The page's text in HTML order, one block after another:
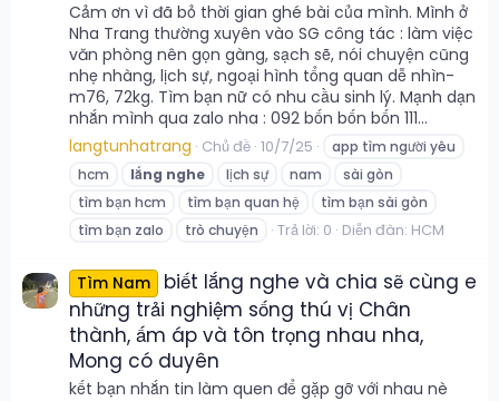
Cảm ơn vì đã bỏ thời gian ghé bài của mình. Mình ở
Nha Trang thường xuyên vào SG công tác : làm việc
văn phòng nên gọn gàng, sạch sẽ, nói chuyện cũng
nhẹ nhàng, lịch sự, ngoại hình tổng quan dễ nhìn-
m76, 72kg. Tìm bạn nữ có nhu cầu sinh lý. Mạnh dạn
nhắn mình qua zalo nha : 092 bốn bốn bốn 111...
langtunhatrang Chủ đề 10/7/25
app tìm người yêu
hcm
lắng nghe lịch sự nam
sài gòn
tìm bạn hcm
tìm bạn quan hệ
tìm bạn sài gòn
tìm bạn zalo
trò chuyện Trả lời: 0 Diễn đàn: HCM
Tìm Nam
biết lắng nghe và chia sẽ cùng e
những trải nghiệm sống thú vị Chân
thành, ấm áp và tôn trọng nhau nha,
Mong có duyên
kết bạn nhắn tin làm quen để gặp gỡ với nhau nè